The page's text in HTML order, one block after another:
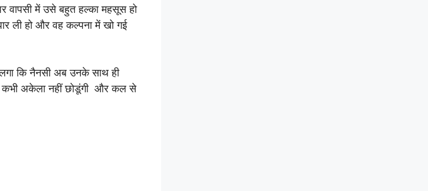
वापसी में उसे बहुत हल्का महसूस हो
ली हो और वह कल्पना में खो गई
कि नैनसी अब उनके साथ ही
कभी अकेला नहीं छोडूंगी और कल से